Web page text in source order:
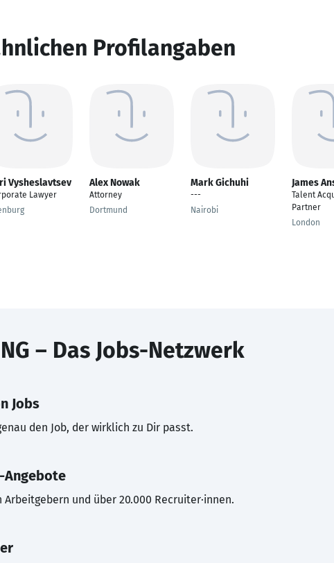
Profilangaben
Vysheslavtsev
Lawyer
Alex Nowak
Attorney
Dortmund
Mark Gichuhi
---
Nairobi
James
Talent
Partner
London
– Das Jobs-Netzwerk
Jobs
den Job, der wirklich zu Dir passt.
Angebote
Arbeitgebern und über 20.000 Recruiter·innen.